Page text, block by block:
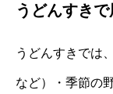
うどんすき
うどんすきでは
など）・季節の